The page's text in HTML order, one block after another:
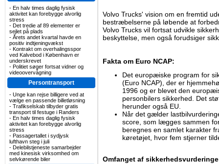
- En halv times daglig fysisk
aktivitet kan forebygge alvorlig
stress
- Det tredie af 89 elementer er
sejlet på plads
- Årets andet kvartal havde en
positiv indtjeningvækst
- Kontrakt om overhalingsspor
ved Kalvebod i København er
underskrevet
- Politiet søger fortsat vidner og
videoovervågning
Persontransport
- Unge kan rejse billigere ved at
vælge en passende billetløsning
- Trafikselskab tilbyder gratis
transport til festuge i Randers
- En halv times daglig fysisk
aktivitet kan forebygge alvorlig
stress
- Passagertallet i sydjysk
lufthavn steg i juli
- Delebilstjeneste samarbejder
med kinesisk virksomhed om
selvkørende biler
Volvo Trucks' vision om en fremtid
bestræbelserne på løbende at
Volvo Trucks vil fortsat udvikle
beskyttelse, men også forudsiger
Fakta om Euro NCAP:
Det europæiske program for
(Euro NCAP), der er
1996 og er blevet den
personbilers sikkerhed. Det
herunder også EU.
Når det gælder
score, som lægges sammen
beregnes en samlet karakter
køretøjet, hvor fem stjerner
Omfanget af